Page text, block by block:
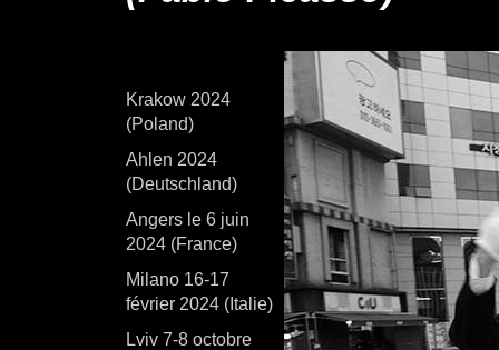
Krakow 2024
(Poland)
Ahlen 2024
(Deutschland)
Angers le 6 juin
2024 (France)
Milano 16-17
février 2024 (Italie)
Lviv 7-8 octobre